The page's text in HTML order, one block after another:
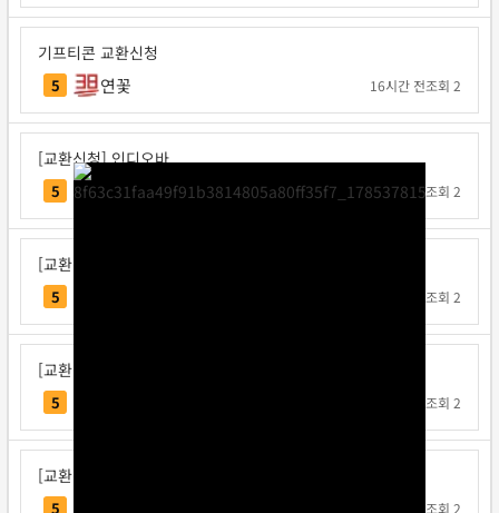
기프티콘 교환신청
5 연꽃 16시간 전조회 2
[교환신청] 인디오바
5 인디오바 1일 전조회 2
[교환신청] 지크사
5 조회 2
[교환신청] 탁구왕김탁구
5 조회 2
[교환신청] 베리독
5 조회 2